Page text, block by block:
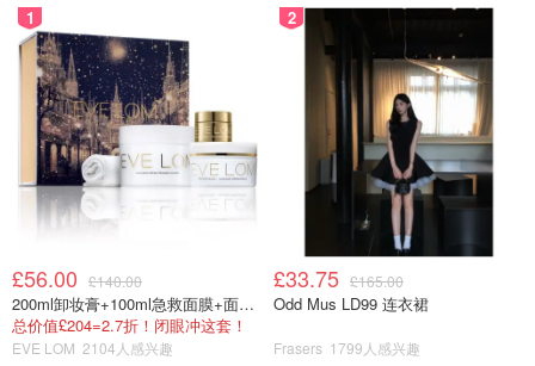
1
£56.00 £140.00
200ml卸妆膏+100ml急救面膜+面霜+洁颜布
总价值£204=2.7折！闭眼冲这套！
EVE LOM 2104人感兴趣
2
£33.75 £165.00
Odd Mus LD99 连衣裙
Frasers 1799人感兴趣